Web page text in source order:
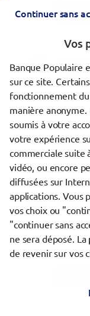
1, rue
59650
65
71 bis-
59420
Continuer sans
Vos
Banque Populaire
sur ce site.
fonctionnement
manière
soumis à votre
votre expérience
commerciale suite
vidéo, ou encore
diffusées sur
applications. Vous
vos choix ou
"continuer sans
ne sera déposé. La
de revenir sur vos